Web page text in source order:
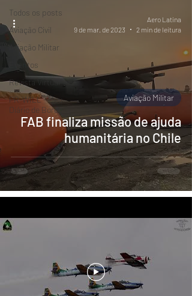
Todos os posts
Aviação Civil
Aviação Militar
Eventos
Revista Virtual
PR-WILL - Meu
Diário de Bordo
FAB finaliza missão de ajuda
humanitária no Chile
Aviação Militar
Aero Latina
9 de mar. de 2023
2 min de leitura